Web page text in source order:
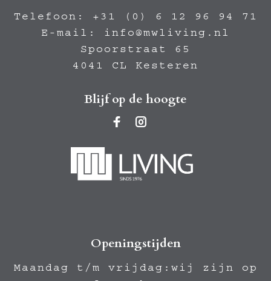
Telefoon: +31 (0) 6 12 96 94 71
E-mail: info@mwliving.nl
Spoorstraat 65
4041 CL Kesteren
Blijf op de hoogte
Openingstijden
Maandag t/m vrijdag:wij zijn op